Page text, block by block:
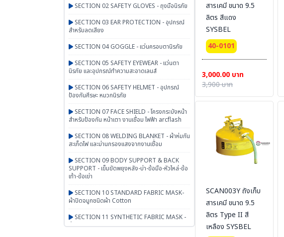
SECTION 02 SAFETY GLOVES - ถุงมือนิรภัย
SECTION 03 EAR PROTECTION - อุปกรณ์
สำหรับลดเสียง
SECTION 04 GOGGLE - แว่นครอบตานิรภัย
SECTION 05 SAFETY EYEWEAR - แว่นตา
นิรภัย และอุปกรณ์ทำความสะอาดเลนส์
SECTION 06 SAFETY HELMET - อุปกรณ์
ป้องกันศีรษะ หมวกนิรภัย
SECTION 07 FACE SHIELD - โครงกระบังหน้า
สำหรับป้องกัน หน้าเตา งานเชื่อม ไฟฟ้า arcflash
SECTION 08 WELDING BLANKET - ผ้าห่มกัน
สะเก็ดไฟ และม่านกรองแสงจากงานเชื่อม
SECTION 09 BODY SUPPORT & BACK
SUPPORT - เข็มขัดพยุงหลัง-บ่า-ข้อมือ-หัวไหล่-ข้อ
เท้า-ข้อเข่า
SECTION 10 STANDARD FABRIC MASK-
ผ้าปิดจมูกชนิดผ้า Cotton
SECTION 11 SYNTHETIC FABRIC MASK -
ผ้าปิดจมูกเสริมใยสังเคราะห์ UN95 SERIES
สารเคมี ขนาด 9.5
ลิตร สีแดง
SYSBEL
40-0101
3,000.00 บาท
3,900 บาท
SCAN003Y ถังเก็บ
สารเคมี ขนาด 9.5
ลิตร Type II สี
เหลือง SYSBEL